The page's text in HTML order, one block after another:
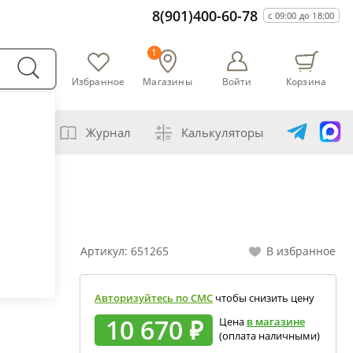
8(901)400-60-78 с 09:00 до 18:00
Избранное Магазины
1
Войти Корзина
Журнал Калькуляторы
перегонка спирта-сырца
сахара глюкозой (декстрозой)
абсолютного спирта и отбора голов
В избранное
Артикул: 651265
Авторизуйтесь по СМС чтобы снизить цену
10 670 ₽ Цена в магазине
(оплата наличными)